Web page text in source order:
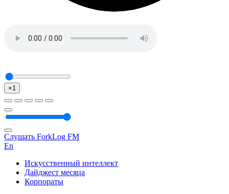
×1
Слушать ForkLog FM
En
Искусственный интеллект
Дайджест месяца
Корпораты